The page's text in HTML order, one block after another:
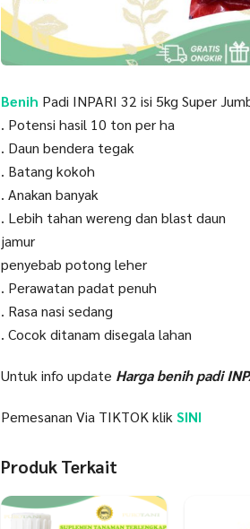
Benih Padi INPARI 32 isi 5kg Super
. Potensi hasil 10 ton per ha
. Daun bendera tegak
. Batang kokoh
. Anakan banyak
. Lebih tahan wereng dan blast daun
jamur
penyebab potong leher
. Perawatan padat penuh
. Rasa nasi sedang
. Cocok ditanam disegala lahan
Untuk info update Harga benih padi
Pemesanan Via TIKTOK klik SINI
Produk Terkait